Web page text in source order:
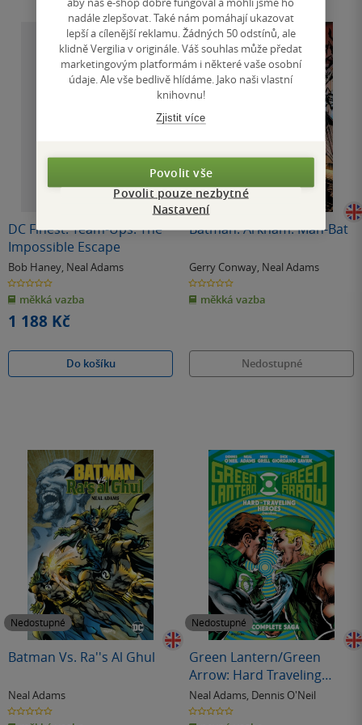
DC Finest: Team-Ups: The
Impossible Escape
Bob Haney, Neal Adams
0.0
z
5
hvězdiček
měkká vazba
1 188 Kč
Do košíku
Nedostupné
Batman: Arkham: Man-Bat
Gerry Conway, Neal Adams
0.0
z
5
hvězdiček
měkká vazba
Nedostupné
Nedostupné
Batman Vs. Ra''s Al Ghul
Neal Adams
0.0
z
Nedostupné
Green Lantern/Green
Arrow: Hard Traveling
Heroes Omnibus
Neal Adams, Dennis O'Neil
0.0
z
nadále zlepšovat. Také nám pomáhají ukazovat
lepší a cílenější reklamu. Žádných 50 odstínů, ale
klidně Vergilia v originále. Váš souhlas může předat
marketingovým platformám i některé vaše osobní
údaje. Ale vše bedlivě hlídáme. Jako naši vlastní
knihovnu!
Zjistit více
Povolit vše
Povolit pouze nezbytné
Nastavení